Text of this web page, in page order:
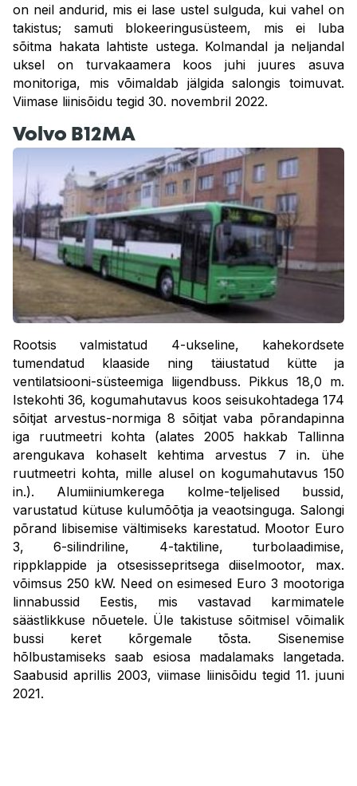
on neil andurid, mis ei lase ustel sulguda, kui vahel on
takistus; samuti blokeeringusüsteem, mis ei luba
sõitma hakata lahtiste ustega. Kolmandal ja neljandal
uksel on turvakaamera koos juhi juures asuva
monitoriga, mis võimaldab jälgida salongis toimuvat.
Viimase liinisõidu tegid 30. novembril 2022.
Volvo B12MA
Rootsis valmistatud 4-ukseline, kahekordsete
tumendatud klaaside ning täiustatud kütte ja
ventilatsiooni-süsteemiga liigendbuss. Pikkus 18,0 m.
Istekohti 36, kogumahutavus koos seisukohtadega 174
sõitjat arvestus-normiga 8 sõitjat vaba põrandapinna
iga ruutmeetri kohta (alates 2005 hakkab Tallinna
arengukava kohaselt kehtima arvestus 7 in. ühe
ruutmeetri kohta, mille alusel on kogumahutavus 150
in.). Alumiiniumkerega kolme-teljelised bussid,
varustatud kütuse kulumõõtja ja veaotsinguga. Salongi
põrand libisemise vältimiseks karestatud. Mootor Euro
3, 6-silindriline, 4-taktiline, turbolaadimise,
rippklappide ja otsesissepritsega diiselmootor, max.
võimsus 250 kW. Need on esimesed Euro 3 mootoriga
linnabussid Eestis, mis vastavad karmimatele
säästlikkuse nõuetele. Üle takistuse sõitmisel võimalik
bussi keret kõrgemale tõsta. Sisenemise
hõlbustamiseks saab esiosa madalamaks langetada.
Saabusid aprillis 2003, viimase liinisõidu tegid 11. juuni
2021.